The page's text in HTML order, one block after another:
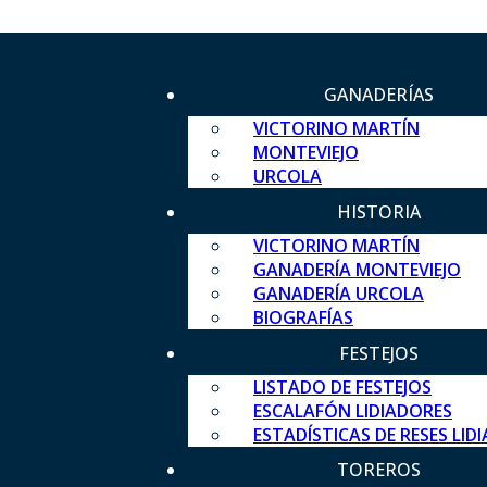
GANADERÍAS
VICTORINO MARTÍN
MONTEVIEJO
URCOLA
HISTORIA
VICTORINO MARTÍN
GANADERÍA MONTEVIEJO
GANADERÍA URCOLA
BIOGRAFÍAS
FESTEJOS
LISTADO DE FESTEJOS
ESCALAFÓN LIDIADORES
ESTADÍSTICAS DE RESES
TOREROS